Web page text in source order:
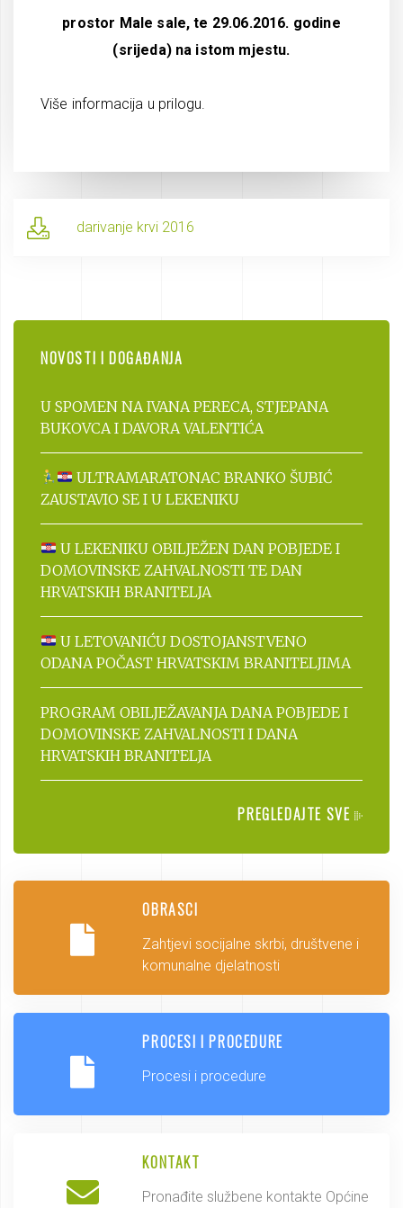
prostor Male sale, te 29.06.2016. godine
(srijeda) na istom mjestu.
Više informacija u prilogu.
darivanje krvi 2016
NOVOSTI I DOGAĐANJA
U SPOMEN NA IVANA PERECA, STJEPANA
BUKOVCA I DAVORA VALENTIĆA
ULTRAMARATONAC BRANKO ŠUBIĆ
ZAUSTAVIO SE I U LEKENIKU
U LEKENIKU OBILJEŽEN DAN POBJEDE I
DOMOVINSKE ZAHVALNOSTI TE DAN
HRVATSKIH BRANITELJA
U LETOVANIĆU DOSTOJANSTVENO
ODANA POČAST HRVATSKIM BRANITELJIMA
PROGRAM OBILJEŽAVANJA DANA POBJEDE I
DOMOVINSKE ZAHVALNOSTI I DANA
HRVATSKIH BRANITELJA
PREGLEDAJTE SVE
OBRASCI
Zahtjevi socijalne skrbi, društvene i
komunalne djelatnosti
PROCESI I PROCEDURE
Procesi i procedure
KONTAKT
Pronađite službene kontakte Općine